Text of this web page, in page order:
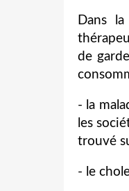
Dans
de
- la
les
trouvé
- le